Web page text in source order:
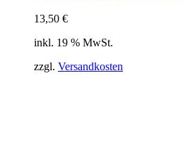
13,50 €
inkl. 19 % MwSt.
zzgl. Versandkosten